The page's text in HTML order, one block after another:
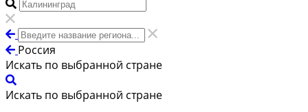
Россия
Искать по выбранной стране
Искать по выбранной стране